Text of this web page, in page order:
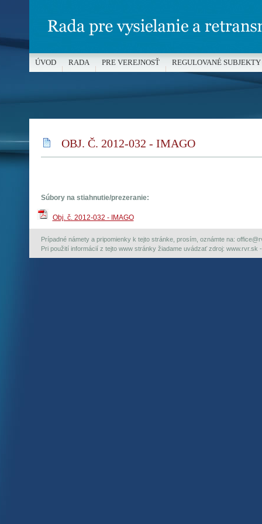
OBJ. Č. 2012-032 - IMAGO
Súbory na stiahnutie/prezeranie:
Obj. č. 2012-032 - IMAGO
Prípadné námety a pripomienky k tejto stránke, prosím, oznámte na:
Pri použití informácií z tejto www stránky žiadame uvádzať zdroj: www.rvr.sk
ÚVOD RADA PRE VEREJNOSŤ REGULOVANÉ SUBJEKTY